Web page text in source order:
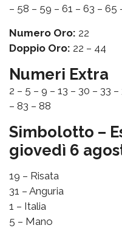
– 58 – 59 – 61 – 63 – 65
Numero Oro: 22
Doppio Oro: 22 – 44
Numeri Extra
2 – 5 – 9 – 13 – 30 – 33
– 83 – 88
Simbolotto –
giovedì 6
19 – Risata
31 – Anguria
1 – Italia
5 – Mano